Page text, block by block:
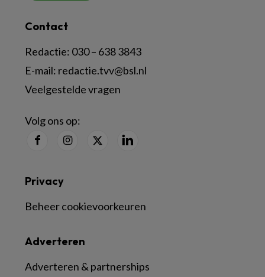
Contact
Redactie: 030 – 638 3843
E-mail: redactie.tvv@bsl.nl
Veelgestelde vragen
Volg ons op:
Adverteren
Adverteren & partnerships
Privacy
Beheer cookievoorkeuren